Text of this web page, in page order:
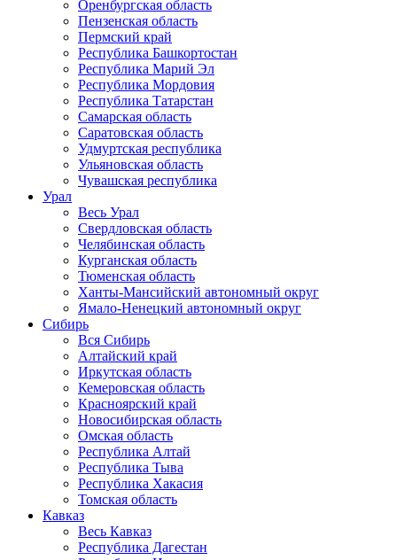
Оренбургская область
Пензенская область
Пермский край
Республика Башкортостан
Республика Марий Эл
Республика Мордовия
Республика Татарстан
Самарская область
Саратовская область
Удмуртская республика
Ульяновская область
Чувашская республика
Урал
Весь Урал
Свердловская область
Челябинская область
Курганская область
Тюменская область
Ханты-Мансийский автономный округ
Ямало-Ненецкий автономный округ
Сибирь
Вся Сибирь
Алтайский край
Иркутская область
Кемеровская область
Красноярский край
Новосибирская область
Омская область
Республика Алтай
Республика Тыва
Республика Хакасия
Томская область
Кавказ
Весь Кавказ
Республика Дагестан